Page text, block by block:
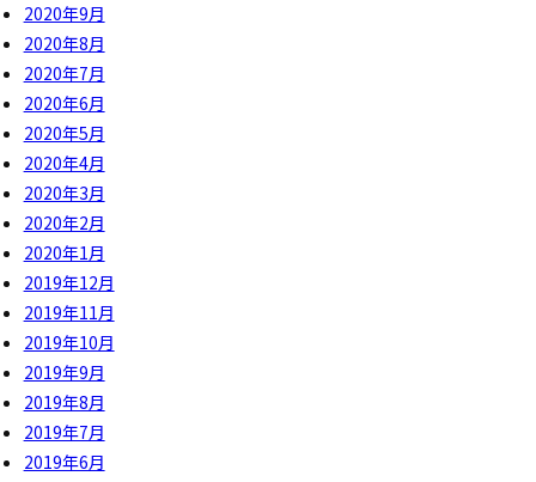
2020年9月
2020年8月
2020年7月
2020年6月
2020年5月
2020年4月
2020年3月
2020年2月
2020年1月
2019年12月
2019年11月
2019年10月
2019年9月
2019年8月
2019年7月
2019年6月